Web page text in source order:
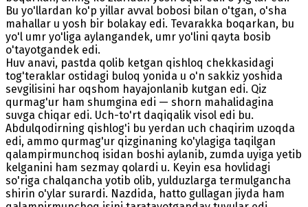
Bu yo'llardan ko'p yillar avval bobosi bilan o'tgan, o'sha
mahallar u yosh bir bolakay edi. Tevarakka boqarkan, bu
yo'l umr yo'liga aylangandek, umr yo'lini qayta bosib
o'tayotgandek edi.
Huv anavi, pastda qolib ketgan qishloq chekkasidagi
tog'teraklar ostidagi buloq yonida u o'n sakkiz yoshida
sevgilisini har oqshom hayajonlanib kutgan edi. Qiz
qurmag'ur ham shumgina edi — shorn mahalidagina
suvga chiqar edi. Uch-to'rt daqiqalik visol edi bu.
Abdulqodirning qishlog'i bu yerdan uch chaqirim uzoqda
edi, ammo qurmag'ur qizginaning ko'ylagiga taqilgan
qalampirmunchoq isidan boshi aylanib, zumda uyiga yetib
kelganini ham sezmay qolardi u. Keyin esa hovlidagi
so'riga chalqancha yotib olib, yulduzlarga termulgancha
shirin o'ylar surardi. Nazdida, hatto gullagan jiyda ham